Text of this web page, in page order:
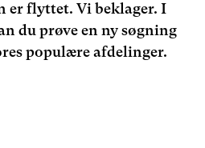
er flyttet. Vi beklager. I
du prøve en ny søgning
populære afdelinger.